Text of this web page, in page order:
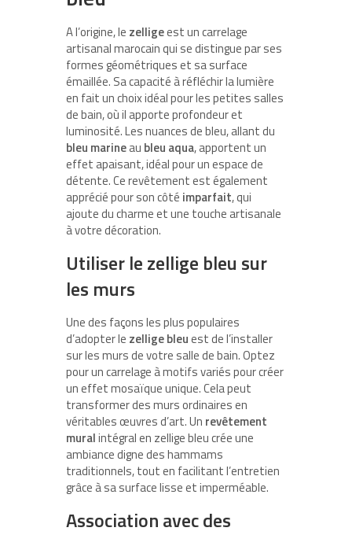
A l’origine, le zelligeest un carrelage
artisanal marocain qui se distingue par ses
formes géométriques et sa surface
émaillée. Sa capacité à réfléchir la lumière
en fait un choix idéal pour les petites salles
de bain, où il apporte profondeur et
luminosité. Les nuances de bleu, allant du
bleu marineau bleu aqua, apportent un
effet apaisant, idéal pour un espace de
détente. Ce revêtement est également
apprécié pour son côté imparfait, qui
ajoute du charme et une touche artisanale
à votre décoration.
Utiliser le zellige bleu sur
les murs
Une des façons les plus populaires
d’adopter le zellige bleuest de l’installer
sur les murs de votre salle de bain. Optez
pour un carrelage à motifs variés pour créer
un effet mosaïque unique. Cela peut
transformer des murs ordinaires en
véritables œuvres d’art. Un revêtement
muralintégral en zellige bleu crée une
ambiance digne des hammams
traditionnels, tout en facilitant l’entretien
grâce à sa surface lisse et imperméable.
Association avec des